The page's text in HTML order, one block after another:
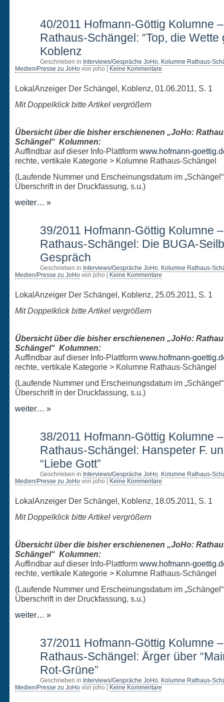
40/2011 Hofmann-Göttig Kolumne
Rathaus-Schängel: “Top, die Wette
Koblenz
Geschrieben in Interviews/Gespräche JoHo, Kolumne Rathaus-
Medien/Presse zu JoHo von joho | Keine Kommentare
LokalAnzeiger Der Schängel, Koblenz, 01.06.2011, S. 1
Mit Doppelklick bitte Artikel vergrößern
Übersicht über die bisher erschienenen „JoHo:
Schängel“ Kolumnen:
Auffindbar auf dieser Info-Plattform www.hofmann-
rechte, vertikale Kategorie > Kolumne Rathaus-Schängel
(Laufende Nummer und Erscheinungsdatum im
Überschrift in der Druckfassung, s.u.)
weiter… »
39/2011 Hofmann-Göttig Kolumne
Rathaus-Schängel: Die BUGA-
Gespräch
Geschrieben in Interviews/Gespräche JoHo, Kolumne Rathaus-
Medien/Presse zu JoHo von joho | Keine Kommentare
LokalAnzeiger Der Schängel, Koblenz, 25.05.2011, S. 1
Mit Doppelklick bitte Artikel vergrößern
Übersicht über die bisher erschienenen „JoHo:
Schängel“ Kolumnen:
Auffindbar auf dieser Info-Plattform www.hofmann-
rechte, vertikale Kategorie > Kolumne Rathaus-Schängel
(Laufende Nummer und Erscheinungsdatum im
Überschrift in der Druckfassung, s.u.)
weiter… »
38/2011 Hofmann-Göttig Kolumne
Rathaus-Schängel: Hanspeter F.
“Liebe Gott”
Geschrieben in Interviews/Gespräche JoHo, Kolumne Rathaus-
Medien/Presse zu JoHo von joho | Keine Kommentare
LokalAnzeiger Der Schängel, Koblenz, 18.05.2011, S. 1
Mit Doppelklick bitte Artikel vergrößern
Übersicht über die bisher erschienenen „JoHo:
Schängel“ Kolumnen:
Auffindbar auf dieser Info-Plattform www.hofmann-
rechte, vertikale Kategorie > Kolumne Rathaus-Schängel
(Laufende Nummer und Erscheinungsdatum im
Überschrift in der Druckfassung, s.u.)
weiter… »
37/2011 Hofmann-Göttig Kolumne
Rathaus-Schängel: Ärger über
Rot-Grüne”
Geschrieben in Interviews/Gespräche JoHo, Kolumne Rathaus-
Medien/Presse zu JoHo von joho | Keine Kommentare